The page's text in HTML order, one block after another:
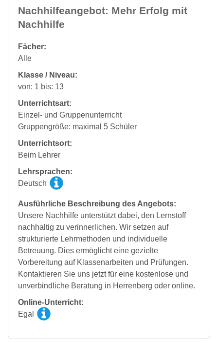
Nachhilfeangebot: Mehr Erfolg mit
Nachhilfe
Fächer:
Alle
Klasse / Niveau:
von: 1 bis: 13
Unterrichtsart:
Einzel- und Gruppenunterricht
Gruppengröße: maximal 5 Schüler
Unterrichtsort:
Beim Lehrer
Lehrsprachen:
Deutsch
Ausführliche Beschreibung des Angebots:
Unsere Nachhilfe unterstützt dabei, den Lernstoff
nachhaltig zu verinnerlichen. Wir setzen auf
strukturierte Lehrmethoden und individuelle
Betreuung. Dies ermöglicht eine gezielte
Vorbereitung auf Klassenarbeiten und Prüfungen.
Kontaktieren Sie uns jetzt für eine kostenlose und
unverbindliche Beratung in Herrenberg oder online.
Online-Unterricht:
Egal